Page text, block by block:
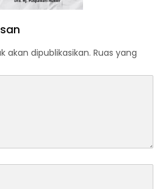
akan dipublikasikan. Ruas yang